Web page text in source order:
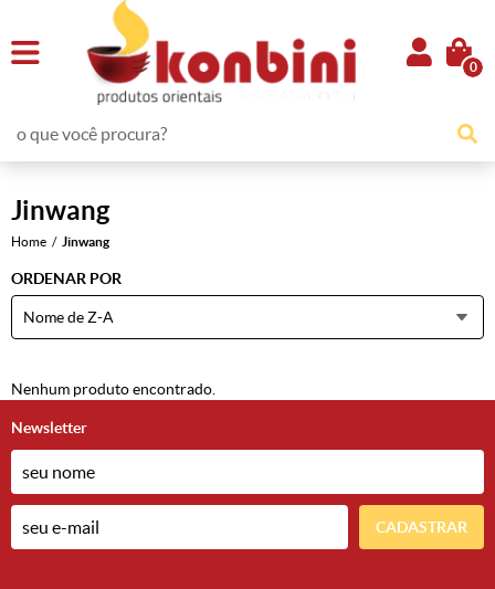
0
Jinwang
Home Jinwang
ORDENAR POR
Nome de Z-A
Nenhum produto encontrado.
Newsletter
CADASTRAR